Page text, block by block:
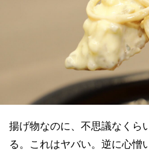
揚げ物なのに、不思議なくら
る。これはヤバい。逆に心憎